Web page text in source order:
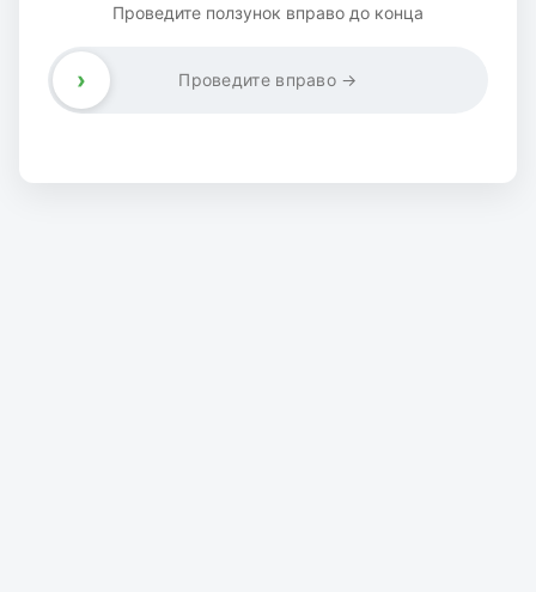
Проведите ползунок вправо до конца
Проведите вправо →
›